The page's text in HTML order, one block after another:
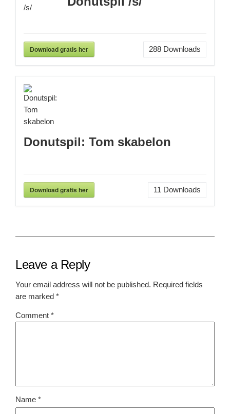
Download gratis her 288Downloads
Donutspil: Tom skabelon
Download gratis her 11 Downloads
Leave a Reply
Your email address will not be published. Required fields
are marked*
Comment*
Name*